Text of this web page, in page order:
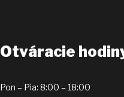
Otváracie
Pon – Pia: 8:00 – 18:00